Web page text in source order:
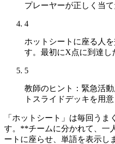
プレーヤーが正しく当
4
ホットシートに座る人
す。最初にX点に到達し
5
教師のヒント：緊急活
トスライドデッキを用
「ホットシート」は毎回う
す。**チームに分かれて、一
ートに座らせ、単語を表示し